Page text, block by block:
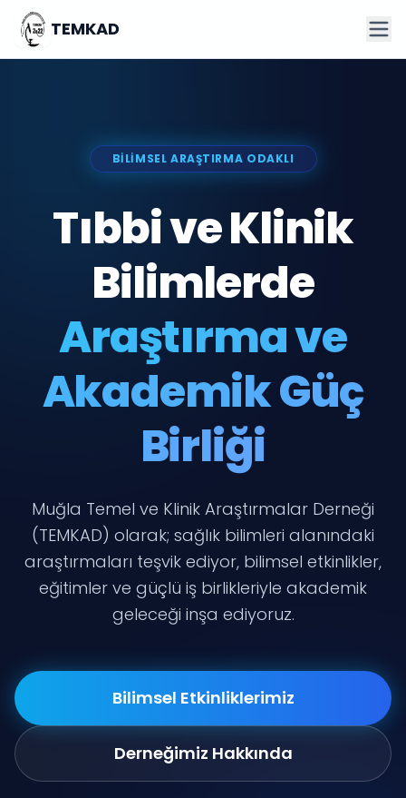
TEMKAD
BILIMSEL ARAŞTIRMA ODAKLI
Tıbbi ve Klinik
Bilimlerde
Araştırma ve
Akademik Güç
Birliği
Muğla Temel ve Klinik Araştırmalar Derneği
(TEMKAD) olarak; sağlık bilimleri alanındaki
araştırmaları teşvik ediyor, bilimsel etkinlikler,
eğitimler ve güçlü iş birlikleriyle akademik
geleceği inşa ediyoruz.
Bilimsel Etkinliklerimiz
Derneğimiz Hakkında